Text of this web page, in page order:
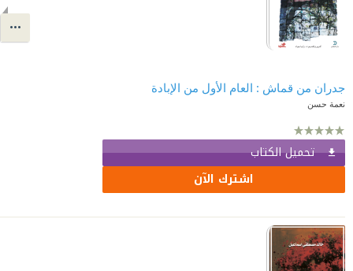
جدران من قماش : العام الأول من الإبادة
نعمة حسن
تحميل الكتاب
اشترك الآن